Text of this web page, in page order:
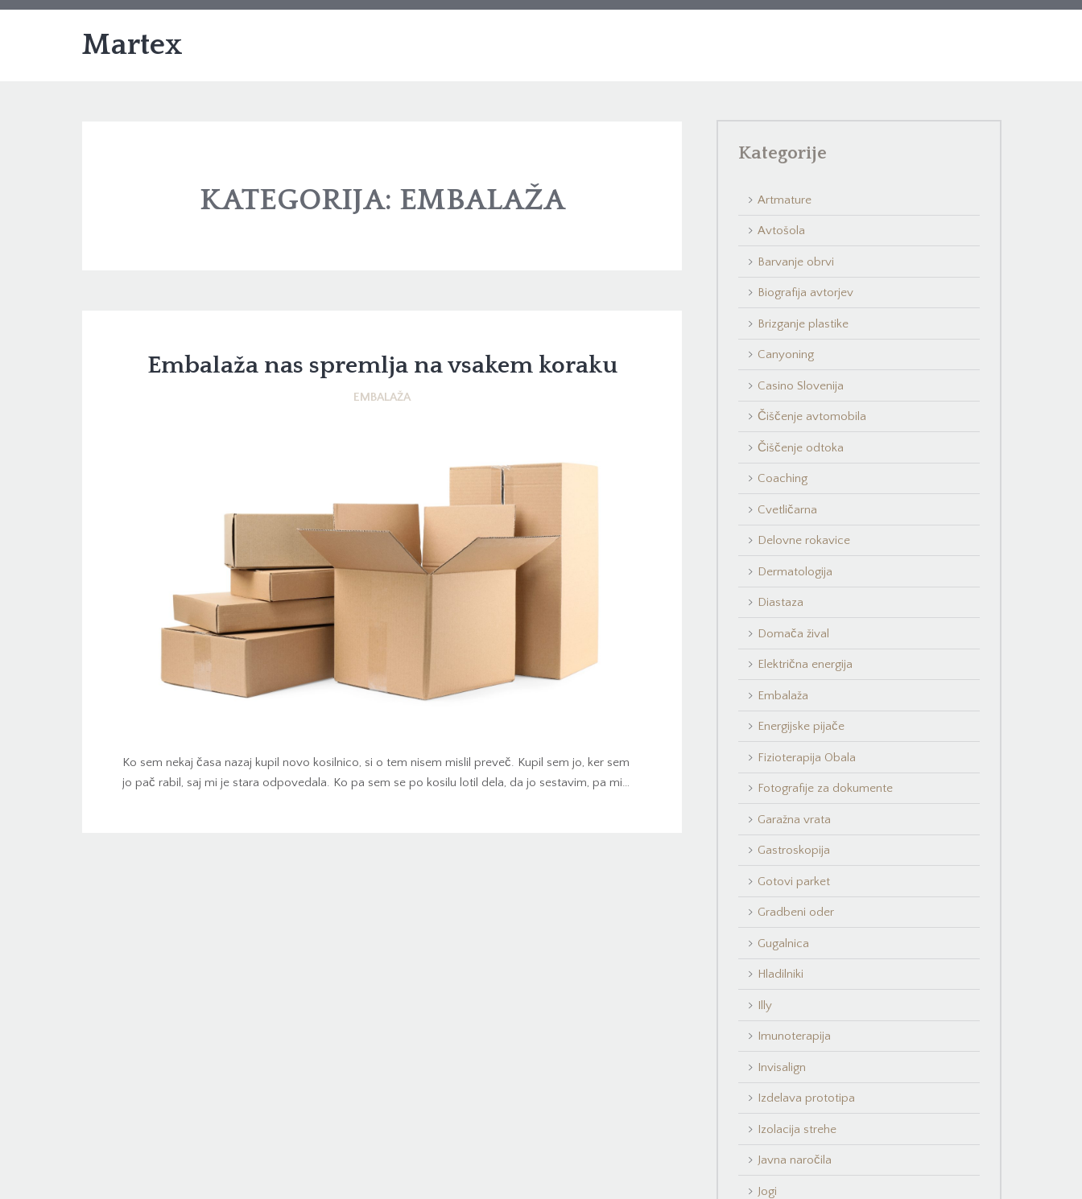
Martex
KATEGORIJA: EMBALAŽA
Embalaža nas spremlja na vsakem koraku
EMBALAŽA
Ko sem nekaj časa nazaj kupil novo kosilnico, si o tem nisem mislil preveč. Kupil sem jo, ker sem
jo pač rabil, saj mi je stara odpovedala. Ko pa sem se po kosilu lotil dela, da jo sestavim, pa mi…
Kategorije
Artmature
Avtošola
Barvanje obrvi
Biografija avtorjev
Brizganje plastike
Canyoning
Casino Slovenija
Čiščenje avtomobila
Čiščenje odtoka
Coaching
Cvetličarna
Delovne rokavice
Dermatologija
Diastaza
Domača žival
Električna energija
Embalaža
Energijske pijače
Fizioterapija Obala
Fotografije za dokumente
Garažna vrata
Gastroskopija
Gotovi parket
Gradbeni oder
Gugalnica
Hladilniki
Illy
Imunoterapija
Invisalign
Izdelava prototipa
Izolacija strehe
Javna naročila
Jogi